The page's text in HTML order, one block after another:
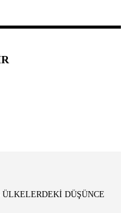
DÜŞÜNCE